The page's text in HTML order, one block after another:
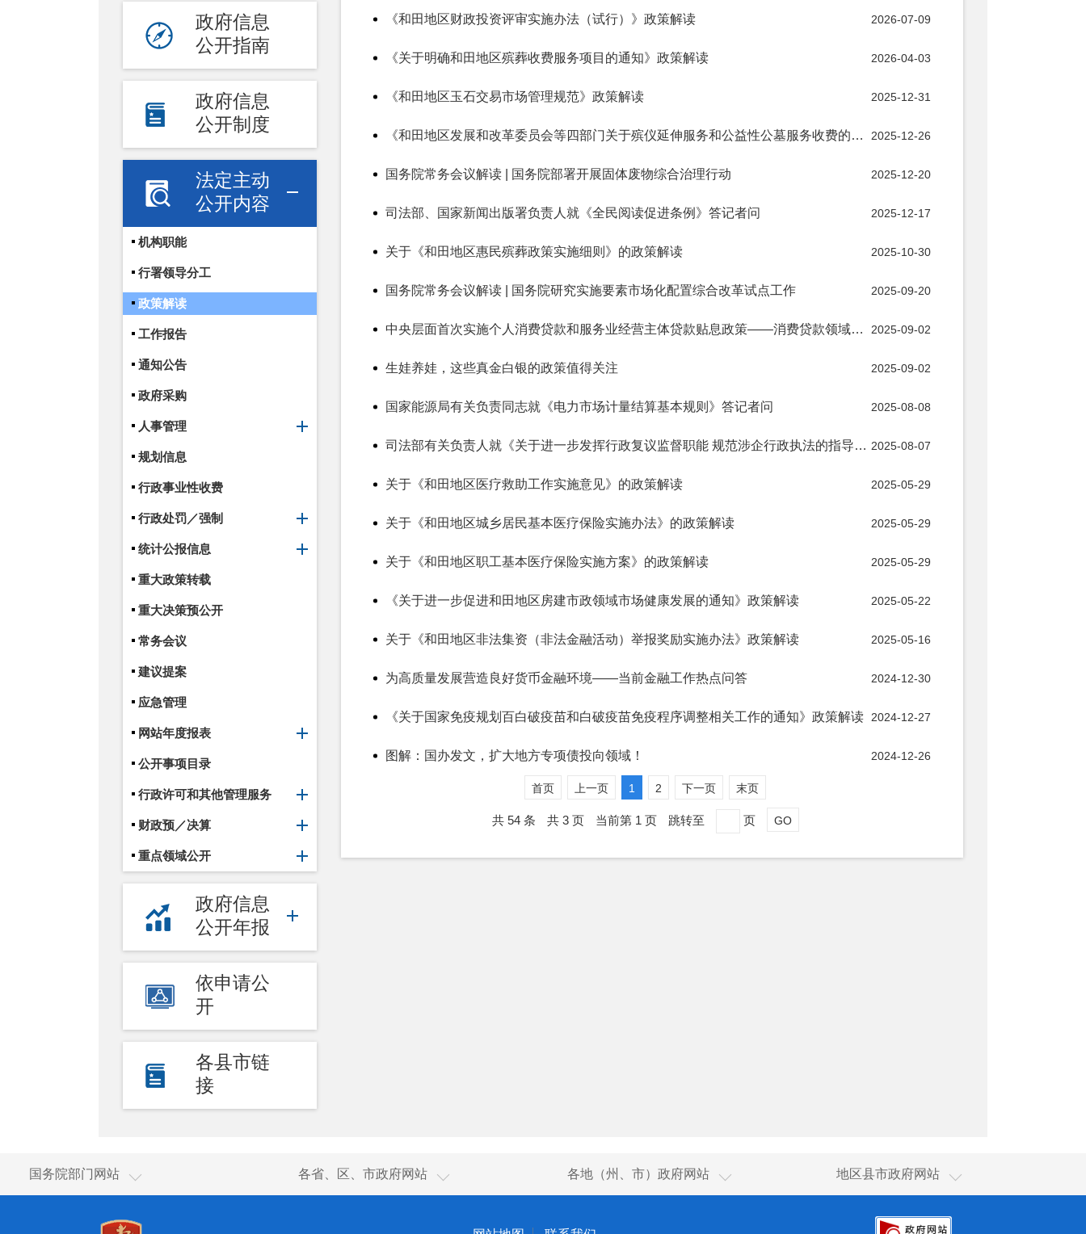
政府信息
公开指南
政府信息
公开制度
法定主动
公开内容
机构职能
行署领导分工
政策解读
工作报告
通知公告
政府采购
人事管理
规划信息
行政事业性收费
行政处罚／强制
统计公报信息
重大政策转载
重大决策预公开
常务会议
建议提案
应急管理
网站年度报表
公开事项目录
行政许可和其他管理服务
财政预／决算
重点领域公开
政府信息
公开年报
依申请公
开
各县市链
接
2026-07-09
《和田地区财政投资评审实施办法（试行）》政策解读
2026-04-03
《关于明确和田地区殡葬收费服务项目的通知》政策解读
2025-12-31
《和田地区玉石交易市场管理规范》政策解读
2025-12-26
《和田地区发展和改革委员会等四部门关于殡仪延伸服务和公益性公墓服务收费的通知》政策解读
2025-12-20
国务院常务会议解读 | 国务院部署开展固体废物综合治理行动
2025-12-17
司法部、国家新闻出版署负责人就《全民阅读促进条例》答记者问
2025-10-30
关于《和田地区惠民殡葬政策实施细则》的政策解读
2025-09-20
国务院常务会议解读 | 国务院研究实施要素市场化配置综合改革试点工作
2025-09-02
中央层面首次实施个人消费贷款和服务业经营主体贷款贴息政策——消费贷款领域迎来“国补”
2025-09-02
生娃养娃，这些真金白银的政策值得关注
2025-08-08
国家能源局有关负责同志就《电力市场计量结算基本规则》答记者问
2025-08-07
司法部有关负责人就《关于进一步发挥行政复议监督职能 规范涉企行政执法的指导意见》《行政复议监督规范涉企行政执法典型案例》答记者问
2025-05-29
关于《和田地区医疗救助工作实施意见》的政策解读
2025-05-29
关于《和田地区城乡居民基本医疗保险实施办法》的政策解读
2025-05-29
关于《和田地区职工基本医疗保险实施方案》的政策解读
2025-05-22
《关于进一步促进和田地区房建市政领域市场健康发展的通知》政策解读
2025-05-16
关于《和田地区非法集资（非法金融活动）举报奖励实施办法》政策解读
2024-12-30
为高质量发展营造良好货币金融环境——当前金融工作热点问答
2024-12-27
《关于国家免疫规划百白破疫苗和白破疫苗免疫程序调整相关工作的通知》政策解读
2024-12-26
图解：国办发文，扩大地方专项债投向领域！
首页 上一页 1 2 下一页 末页
共 54 条 共 3 页 当前第 1 页 跳转至 页 GO
国务院部门网站国家国际发展合作署
国家统计局
国家体育总局
各省、区、市政府网站
新疆
香港
各地（州、市）政府网站
乌鲁木齐市
伊犁哈萨克自治州
地区县市政府网站和田市
和田县
皮山县